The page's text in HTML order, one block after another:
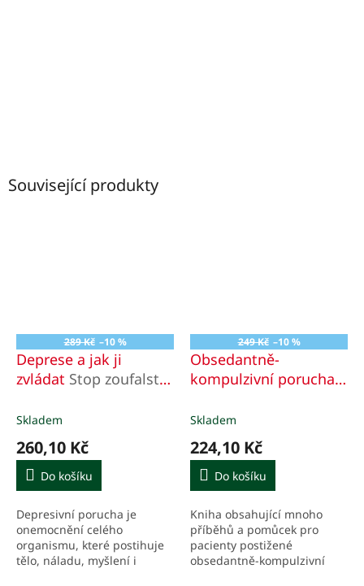
Související produkty
289 Kč –10 %
Deprese a jak ji
zvládat Stop zoufalství
Skladem
260,10 Kč
Do košíku
Depresivní porucha je
onemocnění celého
organismu, které postihuje
tělo, náladu, myšlení i
249 Kč –10 %
Obsedantně-
kompulzivní porucha a
Příručka pro klienta a
jeho rodinu
Skladem
224,10 Kč
Do košíku
Kniha obsahující mnoho
příběhů a pomůcek pro
pacienty postižené
obsedantně-kompulzivní